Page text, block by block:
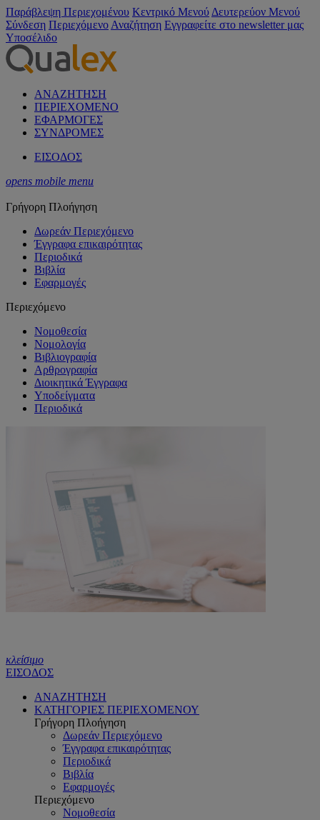
Παράβλεψη Περιεχομένου Κεντρικό Μενού Δευτερεύον Μενού
Σύνδεση Περιεχόμενο Αναζήτηση Εγγραφείτε στο newsletter μας
Υποσέλιδο
ΑΝΑΖΗΤΗΣΗ
ΠΕΡΙΕΧΟΜΕΝΟ
ΕΦΑΡΜΟΓΕΣ
ΣΥΝΔΡΟΜΕΣ
ΕΙΣΟΔΟΣ
opens mobile menu
Γρήγορη Πλοήγηση
Δωρεάν Περιεχόμενο
Έγγραφα επικαιρότητας
Περιοδικά
Βιβλία
Εφαρμογές
Περιεχόμενο
Νομοθεσία
Νομολογία
Βιβλιογραφία
Αρθρογραφία
Διοικητικά Έγγραφα
Υποδείγματα
Περιοδικά
κλείσιμο
ΕΙΣΟΔΟΣ
ΑΝΑΖΗΤΗΣΗ
ΚΑΤΗΓΟΡΙΕΣ ΠΕΡΙΕΧΟΜΕΝΟΥ
Γρήγορη Πλοήγηση
Δωρεάν Περιεχόμενο
Έγγραφα επικαιρότητας
Περιοδικά
Βιβλία
Εφαρμογές
Περιεχόμενο
Νομοθεσία